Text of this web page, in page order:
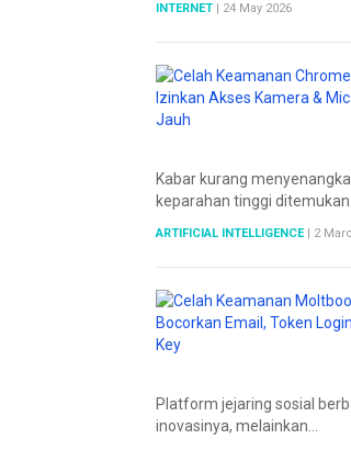
INTERNET | 24 May 2026
Kabar kurang
keparahan tinggi ditemukan…
ARTIFICIAL INTELLIGENCE | 2
Platform jejaring sosial
inovasinya, melainkan…